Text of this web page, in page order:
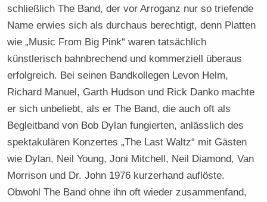
schließlich The Band, der vor Arroganz nur so triefende
Name erwies sich als durchaus berechtigt, denn Platten
wie „Music From Big Pink“ waren tatsächlich
künstlerisch bahnbrechend und kommerziell überaus
erfolgreich. Bei seinen Bandkollegen Levon Helm,
Richard Manuel, Garth Hudson und Rick Danko machte
er sich unbeliebt, als er The Band, die auch oft als
Begleitband von Bob Dylan fungierten, anlässlich des
spektakulären Konzertes „The Last Waltz“ mit Gästen
wie Dylan, Neil Young, Joni Mitchell, Neil Diamond, Van
Morrison und Dr. John 1976 kurzerhand auflöste.
Obwohl The Band ohne ihn oft wieder zusammenfand,